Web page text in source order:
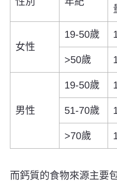
女性
19-50歲
>50歲
男性
19-50歲
51-70歲
>70歲
而鈣質的食物來源主要